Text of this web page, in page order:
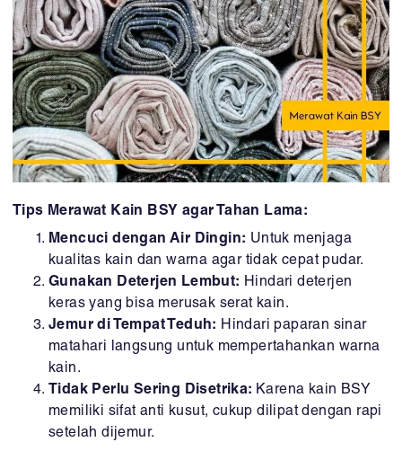
Tips Merawat Kain BSY agar Tahan Lama:
Mencuci dengan Air Dingin: Untuk menjaga
kualitas kain dan warna agar tidak cepat pudar.
Gunakan Deterjen Lembut: Hindari deterjen
keras yang bisa merusak serat kain.
Jemur di Tempat Teduh: Hindari paparan sinar
matahari langsung untuk mempertahankan warna
kain.
Tidak Perlu Sering Disetrika: Karena kain BSY
memiliki sifat anti kusut, cukup dilipat dengan rapi
setelah dijemur.